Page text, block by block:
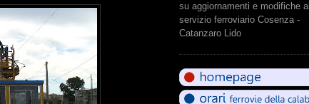
su aggiornamenti e modifiche al
servizio ferroviario Cosenza -
Catanzaro Lido